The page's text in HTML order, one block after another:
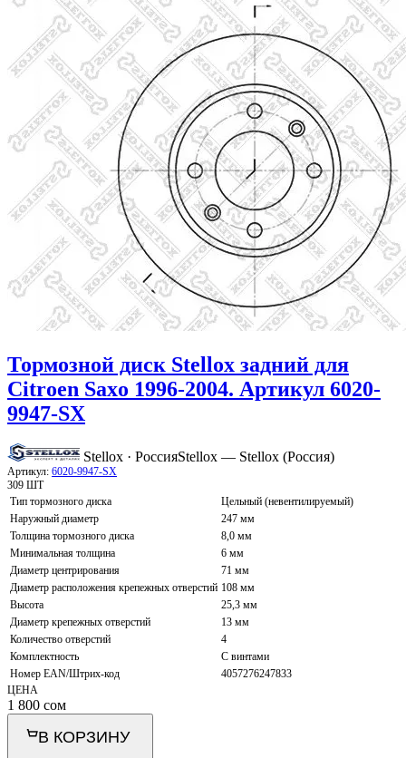
Тормозной диск Stellox задний для
Citroen Saxo 1996-2004. Артикул 6020-
9947-SX
Stellox · РоссияStellox — Stellox (Россия)
Артикул: 6020-9947-SX
309 ШТ
Тип тормозного диска
Цельный (невентилируемый)
Наружный диаметр
247 мм
Толщина тормозного диска
8,0 мм
Минимальная толщина
6 мм
Диаметр центрирования
71 мм
Диаметр расположения крепежных отверстий 108 мм
Высота
25,3 мм
Диаметр крепежных отверстий
13 мм
Количество отверстий
4
Комплектность
С винтами
Номер EAN/Штрих-код
4057276247833
ЦЕНА
1 800 сом
В КОРЗИНУ